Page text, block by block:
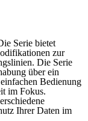
Serie bietet
zur
Die Serie
über ein
Bedienung
im Fokus.
Ihrer Daten im